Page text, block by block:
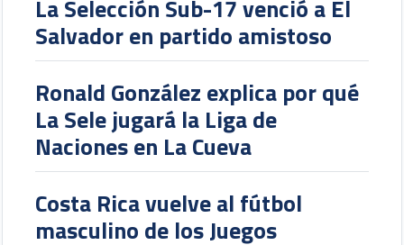
La Selección Sub-17 venció a El
Salvador en partido amistoso
Ronald González explica por qué
La Sele jugará la Liga de
Naciones en La Cueva
Costa Rica vuelve al fútbol
masculino de los Juegos